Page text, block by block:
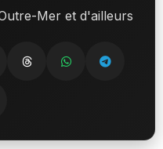
Mer et d'ailleurs